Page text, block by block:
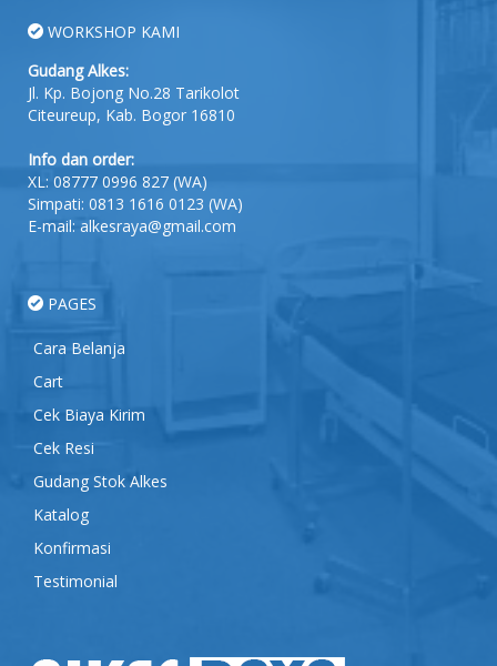
WORKSHOP KAMI
Gudang Alkes:
Jl. Kp. Bojong No.28 Tarikolot
Citeureup, Kab. Bogor 16810
Info dan order:
XL: 08777 0996 827 (WA)
Simpati: 0813 1616 0123 (WA)
E-mail: alkesraya@gmail.com
PAGES
Cara Belanja
Cart
Cek Biaya Kirim
Cek Resi
Gudang Stok Alkes
Katalog
Konfirmasi
Testimonial